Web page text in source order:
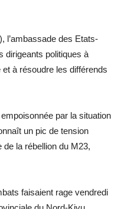
l’ambassade des Etats-
dirigeants politiques à
à résoudre les différends
par la situation
un pic de tension
la rébellion du M23,
faisaient rage vendredi